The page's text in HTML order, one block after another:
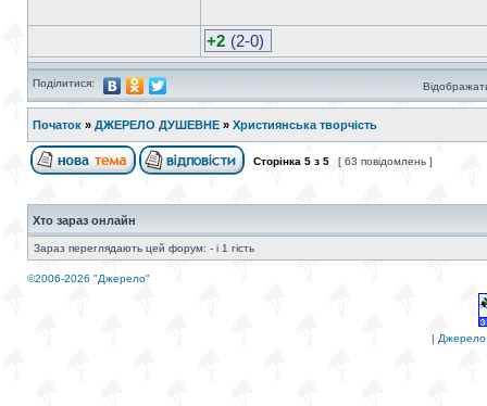
+2 (2-0)
Поділитися:
Початок » ДЖЕРЕЛО ДУШЕВНЕ » Християнська творчість
Сторінка 5 з 5 [ 63 повідомлень ]
Хто зараз онлайн
Зараз переглядають цей форум: - і 1 гість
©2006-2026 "Джерело"
| Джерело